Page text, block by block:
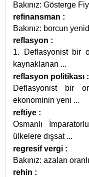
Bakınız: Gösterge
refinansman :
Bakınız: borcun
reflasyon :
1. Deflasyonist bir
kaynaklanan ...
reflasyon politikası :
Deflasyonist bir
ekonominin yeni ...
reftiye :
Osmanlı
ülkelere dışsat ...
regresif vergi :
Bakınız: azalan
rehin :